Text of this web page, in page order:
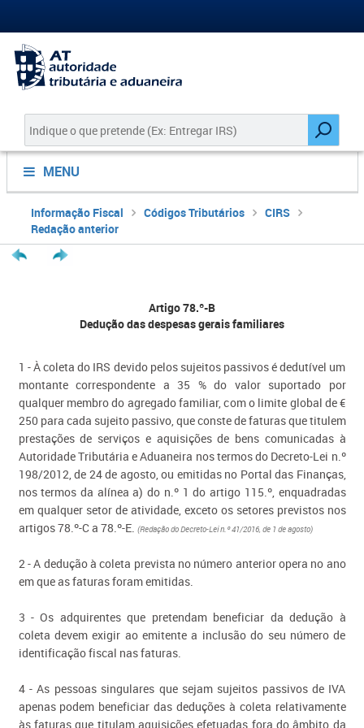
MENU
Informação Fiscal Códigos Tributários
CIRS
Redação anterior
Artigo 78.º-B
Dedução das despesas gerais familiares
1 - À coleta do IRS devido pelos sujeitos passivos é dedutível um
montante correspondente a 35 % do valor suportado por
qualquer membro do agregado familiar, com o limite global de €
250 para cada sujeito passivo, que conste de faturas que titulem
prestações de serviços e aquisições de bens comunicadas à
Autoridade Tributária e Aduaneira nos termos do Decreto-Lei n.º
198/2012, de 24 de agosto, ou emitidas no Portal das Finanças,
nos termos da alínea a) do n.º 1 do artigo 115.º, enquadradas
em qualquer setor de atividade, exceto os setores previstos nos
artigos 78.º-C a 78.º-E. (Redação do Decreto-Lei n.º 41/2016, de 1 de agosto)
2 - A dedução à coleta prevista no número anterior opera no ano
em que as faturas foram emitidas.
3 - Os adquirentes que pretendam beneficiar da dedução à
coleta devem exigir ao emitente a inclusão do seu número de
identificação fiscal nas faturas.
4 - As pessoas singulares que sejam sujeitos passivos de IVA
apenas podem beneficiar das deduções à coleta relativamente
às faturas que titulam aquisições efetuadas fora do âmbito da